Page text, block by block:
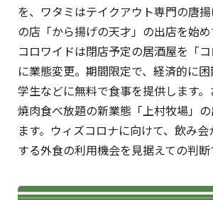
を、ワタミはテイクアウト専門の唐
の店「から揚げの天才」の出店を始め
コロワイドは閉店予定の居酒屋を「コ
に業態変更。期間限定で、経済的に
学生などに無料で食事を提供します。
焼肉食べ放題の新業態「上村牧場」
ます。ウィズコロナに向けて、飲み
する外食の利用機会を見据えての判断